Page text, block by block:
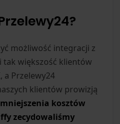
możliwość integracji z
tak większość klientów
a Przelewy24
klientów prowizją
kosztów
zecydowaliśmy